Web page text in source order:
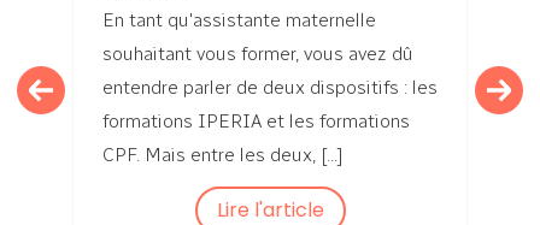
En tant qu'assistante maternelle
souhaitant vous former, vous avez dû
entendre parler de deux dispositifs : les
formations IPERIA et les formations
CPF. Mais entre les deux, [...]
Lire l'article